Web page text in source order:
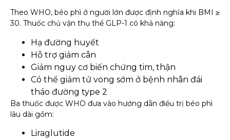
Theo WHO, béo phì ở người lớn được định nghĩa khi BMI ≥
30. Thuốc chủ vận thụ thể GLP-1 có khả năng:
Hạ đường huyết
Hỗ trợ giảm cân
Giảm nguy cơ biến chứng tim, thận
Có thể giảm tử vong sớm ở bệnh nhân đái
tháo đường type 2
Ba thuốc được WHO đưa vào hướng dẫn điều trị béo phì
lâu dài gồm:
Liraglutide